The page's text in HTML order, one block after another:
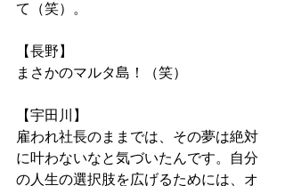
て（笑）。
【長野】
まさかのマルタ島！（笑）
【宇田川】
雇われ社長のままでは、その夢は絶対
に叶わないなと気づいたんです。自分
の人生の選択肢を広げるためには、オ